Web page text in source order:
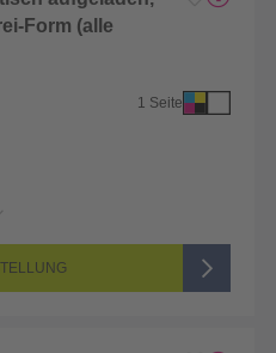
Form (alle
1 Seite
bedruckt, Rückseite unbedruckt)
bedruckt)